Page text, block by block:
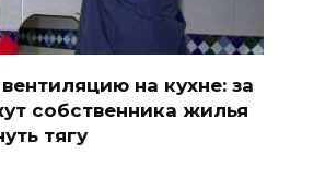
на кухне: за
собственника жилья
тягу